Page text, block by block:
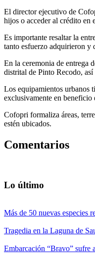
El director ejecutivo de
hijos o acceder al crédito en
Es importante resaltar la
tanto esfuerzo adquirieron y
En la ceremonia de entrega
distrital de Pinto Recodo,
Los equipamientos urbanos
exclusivamente en
Cofopri formaliza áreas,
estén ubicados.
Comentarios
Lo último
Más de 50 nuevas especies
Tragedia en la Laguna de
Embarcación “Bravo” sufre